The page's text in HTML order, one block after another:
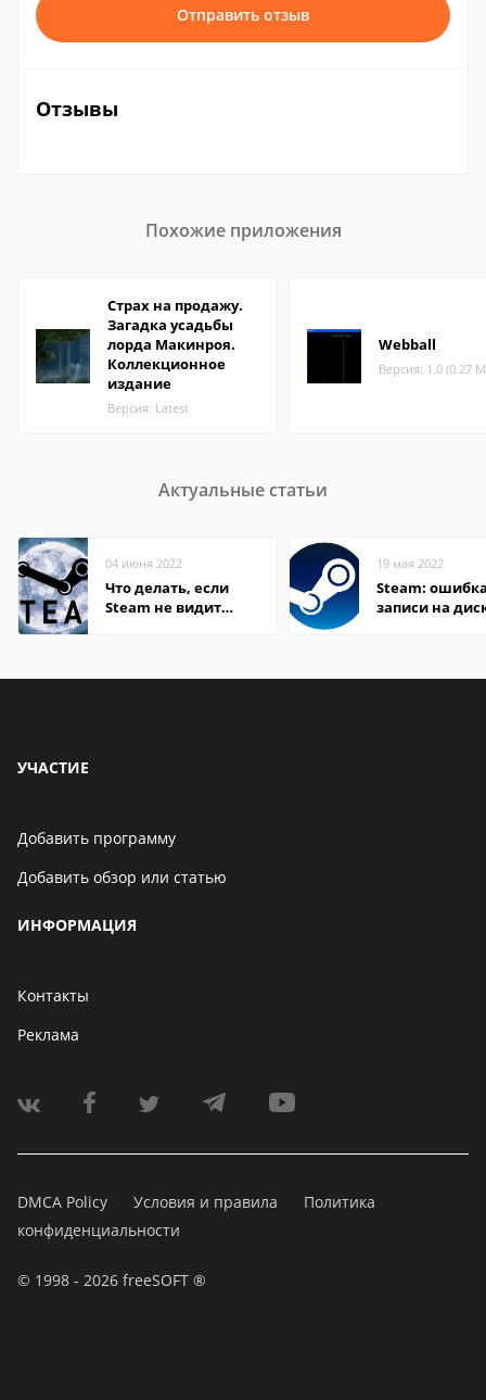
Отправить отзыв
Отзывы
Похожие приложения
Страх на продажу.
Загадка усадьбы
лорда Макинроя.
Коллекционное
издание
Версия: Latest
Webball
Версия: 1.0 (0.27
Актуальные статьи
04 июня 2022
Что делать, если
Steam не видит
19 мая 2022
Steam:
записи на
УЧАСТИЕ
Добавить программу
Добавить обзор или статью
ИНФОРМАЦИЯ
Контакты
Реклама
DMCA Policy Условия и правила
Политика
конфиденциальности
© 1998 - 2026 freeSOFT ®